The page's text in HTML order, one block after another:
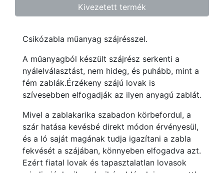
Kivezetett termék
Csikózabla műanyag szájrésszel.
A műanyagból készült szájrész serkenti a
nyálelválasztást, nem hideg, és puhább, mint a
fém zablák.Érzékeny szájú lovak is
szívesebben elfogadják az ilyen anyagú zablát.
Mivel a zablakarika szabadon körbefordul, a
szár hatása kevésbé direkt módon érvényesül,
és a ló saját magának tudja igazítani a zabla
fekvését a szájában, könnyeben elfogadva azt.
Ezért fiatal lovak és tapasztalatlan lovasok